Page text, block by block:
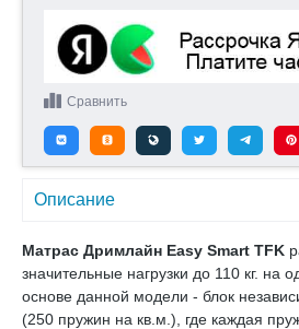
Сравнить
Описание
Матрас Дримлайн Easy Smart TFK
значительные нагрузки до 110 кг. на
основе данной модели - блок
(250 пружин на кв.м.), где каждая